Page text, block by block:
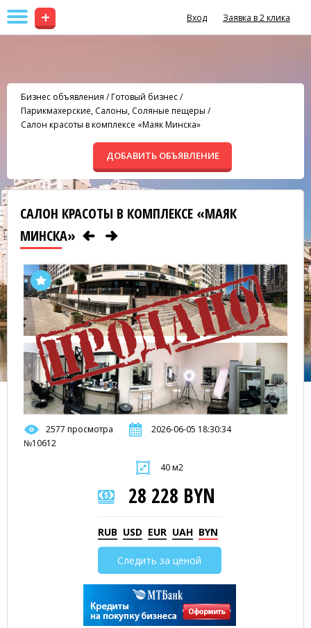
+ Вход Заявка в 2 клика
Бизнес объявления /Готовый бизнес/
Парикмахерские, Салоны, Соляные пещеры /
Салон красоты в комплексе «Маяк Минска»
ДОБАВИТЬ ОБЪЯВЛЕНИЕ
САЛОН КРАСОТЫ В КОМПЛЕКСЕ «МАЯК
МИНСКА»
2577 просмотра
2026-06-05 18:30:34
№10612
40 м2
28 228 BYN
RUB USD EUR UAH BYN
Следить за ценой